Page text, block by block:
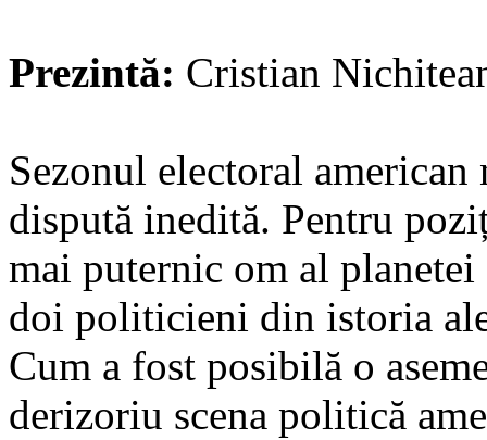
Prezintă: Cristian
Sezonul electoral american
dispută inedită. Pentru
mai puternic om al
doi politicieni din istoria
Cum a fost posibilă o
derizoriu scena politică